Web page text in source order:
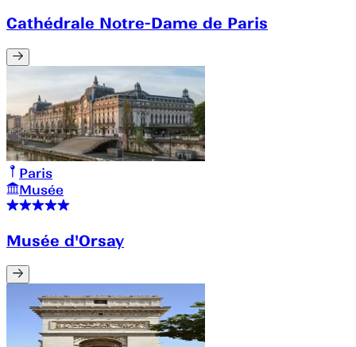
Cathédrale Notre-Dame de Paris
Paris
Musée
Musée d'Orsay